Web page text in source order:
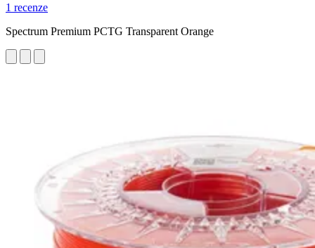
1 recenze
Spectrum Premium PCTG Transparent Orange